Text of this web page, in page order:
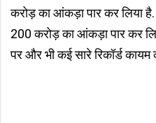
करोड़ का आंकड़ा पार कर लिया
200 करोड़ का आंकड़ा पार कर
पर और भी कई सारे रिकॉर्ड